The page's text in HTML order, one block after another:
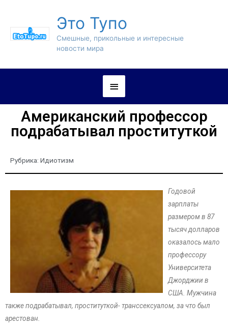
Это Тупо
Смешные, прикольные и интересные
новости мира
Американский профессор
подрабатывал проституткой
Рубрика: Идиотизм
Годовой
зарплаты
размером в 87
тысяч долларов
оказалось мало
профессору
Университета
Джорджии в
США. Мужчина
также подрабатывал, проституткой- транссексуалом, за что был
арестован.